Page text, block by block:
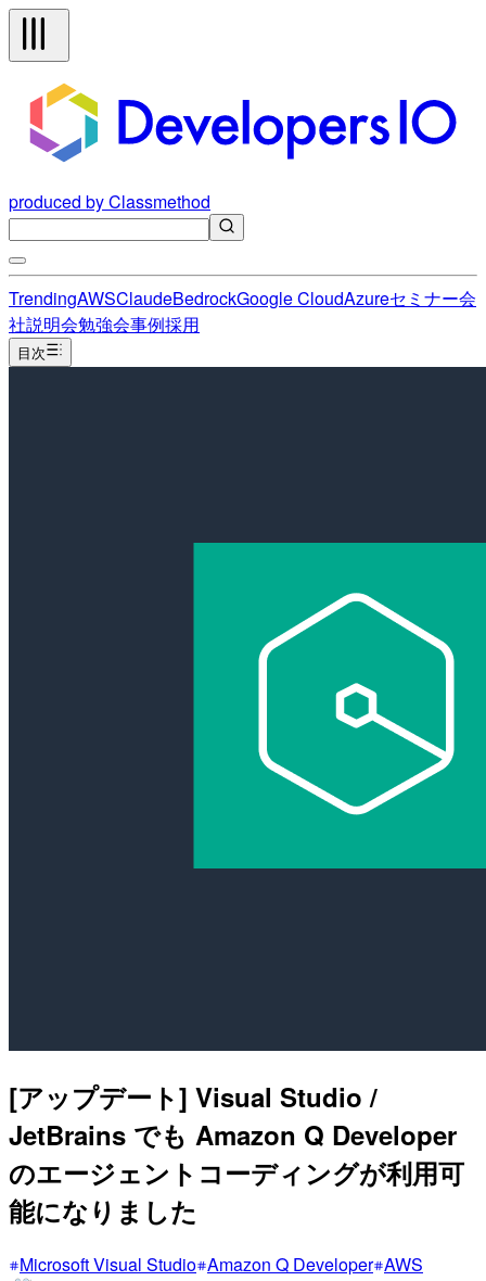
produced by Classmethod
TrendingAWSClaudeBedrockGoogle CloudAzureセミナー会
社説明会勉強会事例採用
目次
[アップデート] Visual Studio /
JetBrains でも Amazon Q Developer
のエージェントコーディングが利用可
能になりました
Microsoft Visual Studio Amazon Q Developer AWS